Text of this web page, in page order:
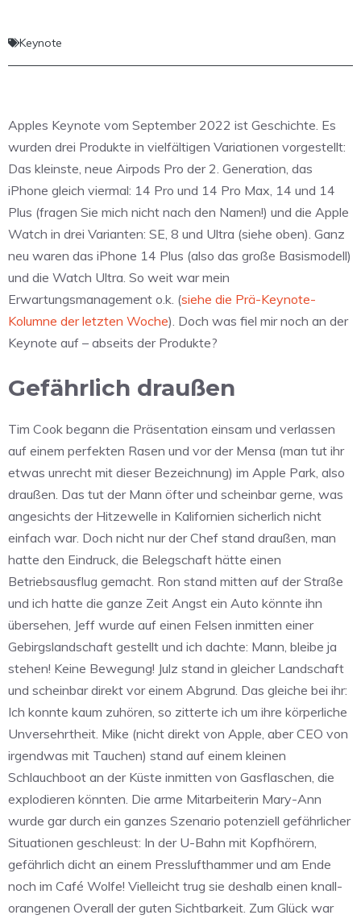
Keynote
Apples Keynote vom September 2022 ist Geschichte. Es
wurden drei Produkte in vielfältigen Variationen vorgestellt:
Das kleinste, neue Airpods Pro der 2. Generation, das
iPhone gleich viermal: 14 Pro und 14 Pro Max, 14 und 14
Plus (fragen Sie mich nicht nach den Namen!) und die Apple
Watch in drei Varianten: SE, 8 und Ultra (siehe oben). Ganz
neu waren das iPhone 14 Plus (also das große Basismodell)
und die Watch Ultra. So weit war mein
Erwartungsmanagement o.k. (siehe die Prä-Keynote-
Kolumne der letzten Woche). Doch was fiel mir noch an der
Keynote auf – abseits der Produkte?
Gefährlich draußen
Tim Cook begann die Präsentation einsam und verlassen
auf einem perfekten Rasen und vor der Mensa (man tut ihr
etwas unrecht mit dieser Bezeichnung) im Apple Park, also
draußen. Das tut der Mann öfter und scheinbar gerne, was
angesichts der Hitzewelle in Kalifornien sicherlich nicht
einfach war. Doch nicht nur der Chef stand draußen, man
hatte den Eindruck, die Belegschaft hätte einen
Betriebsausflug gemacht. Ron stand mitten auf der Straße
und ich hatte die ganze Zeit Angst ein Auto könnte ihn
übersehen, Jeff wurde auf einen Felsen inmitten einer
Gebirgslandschaft gestellt und ich dachte: Mann, bleibe ja
stehen! Keine Bewegung! Julz stand in gleicher Landschaft
und scheinbar direkt vor einem Abgrund. Das gleiche bei ihr:
Ich konnte kaum zuhören, so zitterte ich um ihre körperliche
Unversehrtheit. Mike (nicht direkt von Apple, aber CEO von
irgendwas mit Tauchen) stand auf einem kleinen
Schlauchboot an der Küste inmitten von Gasflaschen, die
explodieren könnten. Die arme Mitarbeiterin Mary-Ann
wurde gar durch ein ganzes Szenario potenziell gefährlicher
Situationen geschleust: In der U-Bahn mit Kopfhörern,
gefährlich dicht an einem Presslufthammer und am Ende
noch im Café Wolfe! Vielleicht trug sie deshalb einen knall-
orangenen Overall der guten Sichtbarkeit. Zum Glück war